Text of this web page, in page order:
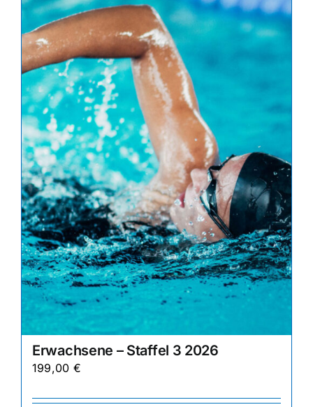
Account
Für Schulen
Vertrag widerrufen
Erwachsene – Staffel 3 2026
199,00 €